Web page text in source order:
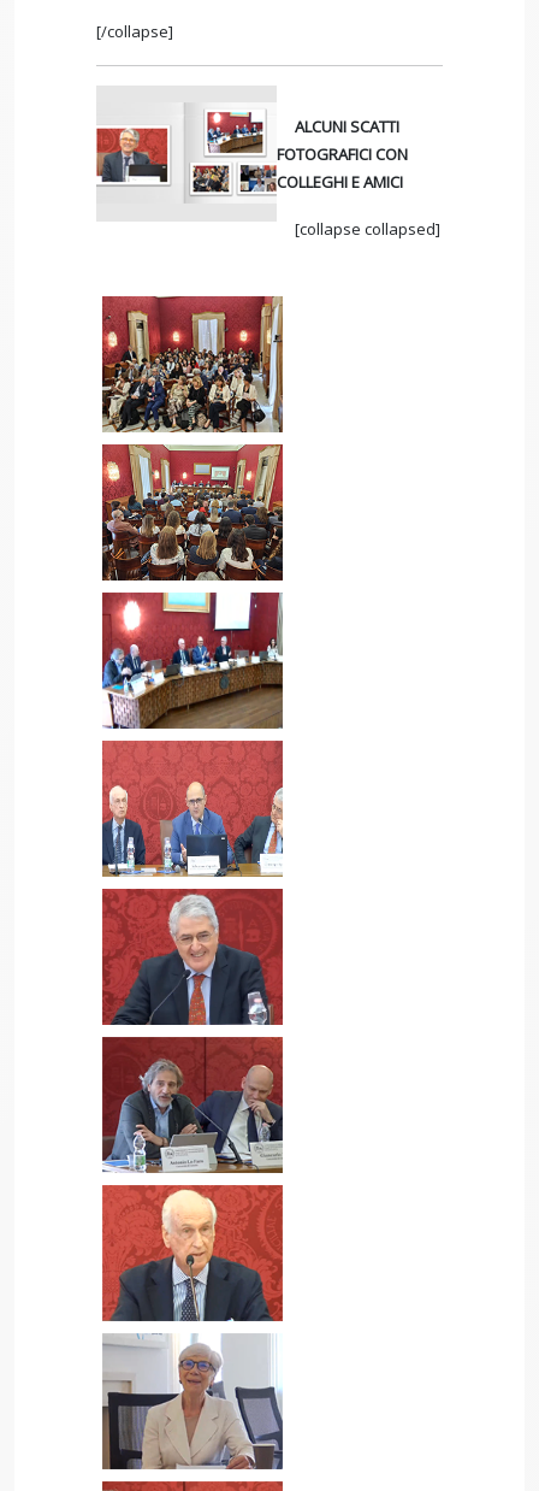
[/collapse]
ALCUNI SCATTI
FOTOGRAFICI CON
COLLEGHI E AMICI
[collapse collapsed]